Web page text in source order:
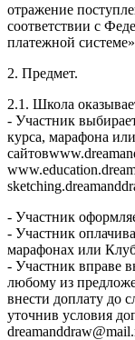
отражение
соответствии с
платежной
2. Предмет.
2.1. Школа
- Участник
курса, марафона
- Участник
- Участник
марафонах или
- Участник вправе
любому из
внести доплату до
уточнив условия